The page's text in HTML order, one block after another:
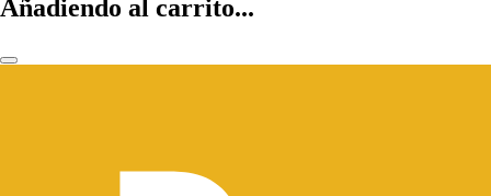
Añadiendo al carrito...